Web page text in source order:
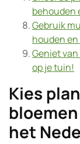
behouden
Gebruik
houden
Geniet
op je tuin!
Kies
het